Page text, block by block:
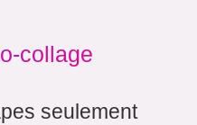
collage
seulement